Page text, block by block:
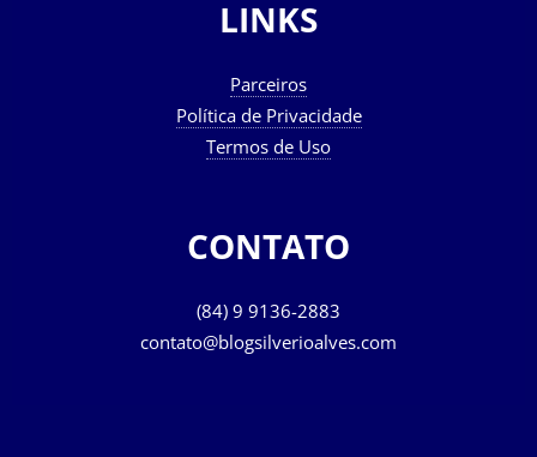
LINKS
Parceiros
Política de Privacidade
Termos de Uso
CONTATO
(84) 9 9136-2883
contato@blogsilverioalves.com